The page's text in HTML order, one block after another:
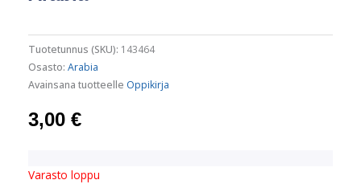
Tuotetunnus (SKU): 143464
Osasto: Arabia
Avainsana tuotteelle Oppikirja
3,00 €
Varasto loppu